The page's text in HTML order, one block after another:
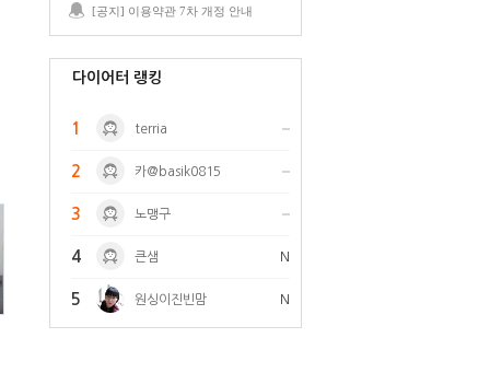
[공지] 이용약관 7차 개정 안내
다이어터 랭킹
1 terria
2 카@basik0815
3 노맹구
4 큰샘 N
5 원싱이진빈맘 N